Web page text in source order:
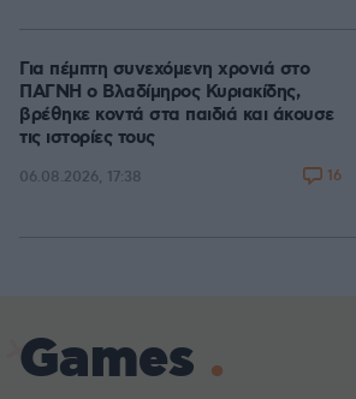
Για πέμπτη συνεχόμενη χρονιά στο
ΠΑΓΝΗ ο Βλαδίμηρος Κυριακίδης,
βρέθηκε κοντά στα παιδιά και άκουσε
τις ιστορίες τους
06.08.2026, 17:38 16
Games